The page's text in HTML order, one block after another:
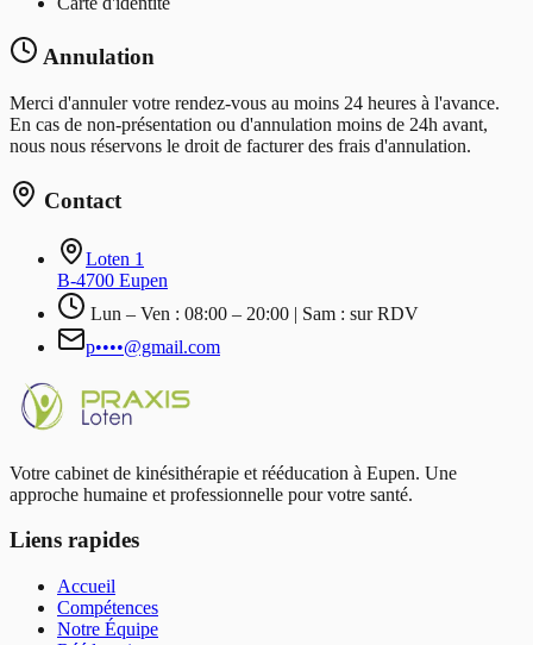
Annulation
Merci d'annuler votre rendez-vous au moins 24 heures à l'avance.
En cas de non-présentation ou d'annulation moins de 24h avant,
nous nous réservons le droit de facturer des frais d'annulation.
Contact
Loten 1
B-4700 Eupen
Lun – Ven : 08:00 – 20:00 | Sam : sur RDV
p••••@gmail.com
Votre cabinet de kinésithérapie et rééducation à Eupen. Une
approche humaine et professionnelle pour votre santé.
Liens rapides
Accueil
Compétences
Notre Équipe